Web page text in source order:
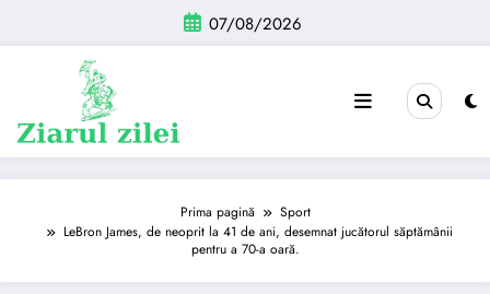
conținut
07/08/2026
Prima pagină
Sport
LeBron James, de neoprit la 41 de ani, desemnat jucătorul săptămânii
pentru a 70-a oară.